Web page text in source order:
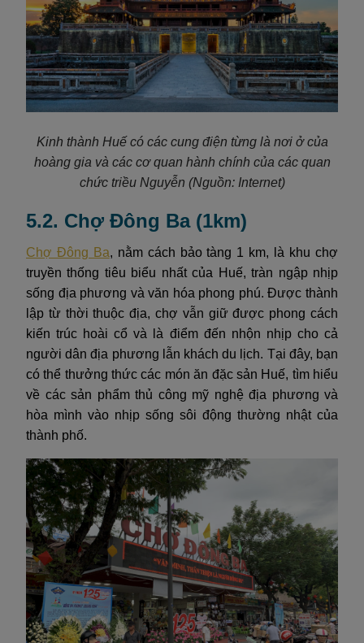
Kinh thành Huế có các cung điện từng là nơi ở của
hoàng gia và các cơ quan hành chính của các quan
chức triều Nguyễn (Nguồn: Internet)
5.2. Chợ Đông Ba (1km)
Chợ Đông Ba, nằm cách bảo tàng 1 km, là khu chợ
truyền thống tiêu biểu nhất của Huế, tràn ngập nhịp
sống địa phương và văn hóa phong phú. Được thành
lập từ thời thuộc địa, chợ vẫn giữ được phong cách
kiến trúc hoài cổ và là điểm đến nhộn nhịp cho cả
người dân địa phương lẫn khách du lịch. Tại đây, bạn
có thể thưởng thức các món ăn đặc sản Huế, tìm hiểu
về các sản phẩm thủ công mỹ nghệ địa phương và
hòa mình vào nhịp sống sôi động thường nhật của
thành phố.